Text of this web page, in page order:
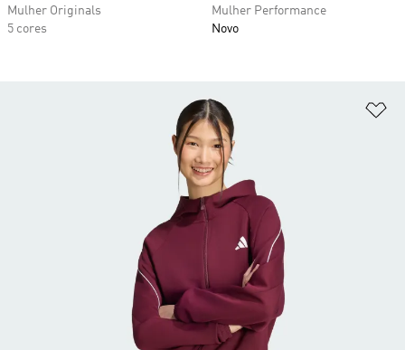
Mulher Originals
5 cores
Mulher Performance
Novo